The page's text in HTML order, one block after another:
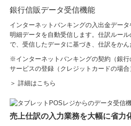
銀行信販データ受信機能
インターネットバンキングの入出金デー
明細データを自動受信します。仕訳ルー
で、受信したデータに基づき、仕訳をかん
※インターネットバンキングの契約（銀
サービスの登録（クレジットカードの場合
＞ 詳細はこちら
売上仕訳の入力業務を大幅に省力